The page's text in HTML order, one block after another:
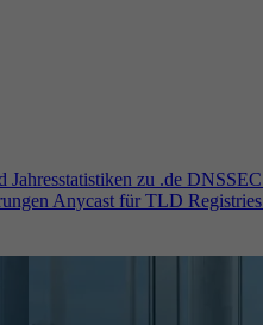
Jahresstatistiken zu .de DNSSEC
Anycast für TLD Registries